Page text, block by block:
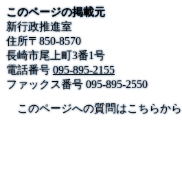
このページの掲載元
新行政推進室
住所〒850-8570
長崎市尾上町3番1号
電話番号 095-895-2155
ファックス番号095-895-2550
このページへの質問はこちらから
公式SNS
このサイトについて
長崎県庁